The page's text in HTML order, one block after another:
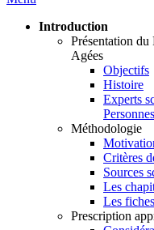
Introduction
Présentation du
Agées
Objectifs
Histoire
Experts
Méthodologie
Critères
Sources
Les
Les fiches
Prescription